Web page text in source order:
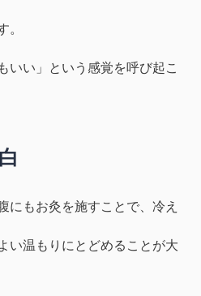
。
いい」という感覚を呼び起こ
にもお灸を施すことで、冷え
い温もりにとどめる ことが大